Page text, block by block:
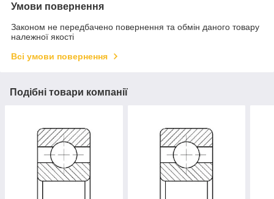
Умови повернення
Законом не передбачено повернення та обмін даного товару
належної якості
Всі умови повернення
Подібні товари компанії